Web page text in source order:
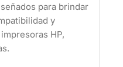
para brindar
y
HP,